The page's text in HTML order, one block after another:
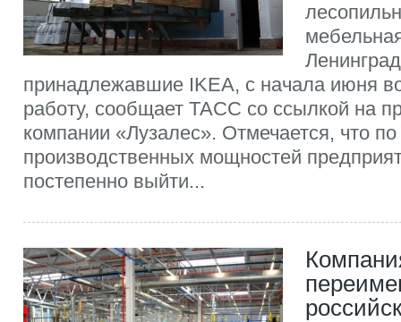
принадлежавшие IKEA, с начала июня
работу, сообщает ТАСС со ссылкой на
компании «Лузалес». Отмечается, что по
производственных мощностей
постепенно выйти...